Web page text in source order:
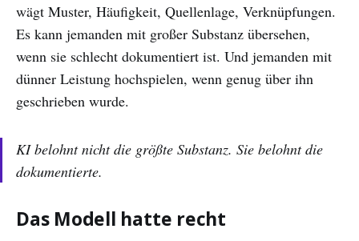
wägt Muster, Häufigkeit, Quellenlage, Verknüpfungen.
Es kann jemanden mit großer Substanz übersehen,
wenn sie schlecht dokumentiert ist. Und jemanden mit
dünner Leistung hochspielen, wenn genug über ihn
geschrieben wurde.
KI belohnt nicht die größte Substanz. Sie belohnt die
dokumentierte.
Das Modell hatte recht